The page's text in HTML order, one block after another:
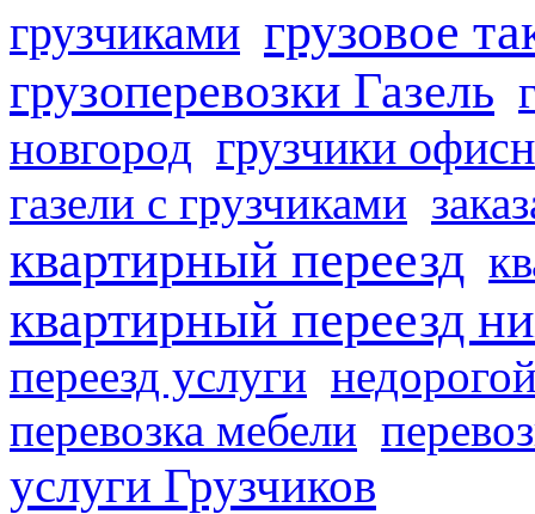
грузчиками грузовое
грузоперевозки Газель
новгород грузчики
газели с грузчиками
квартирный переезд
квартирный переезд
переезд услуги
перевозка мебели
услуги Грузчиков